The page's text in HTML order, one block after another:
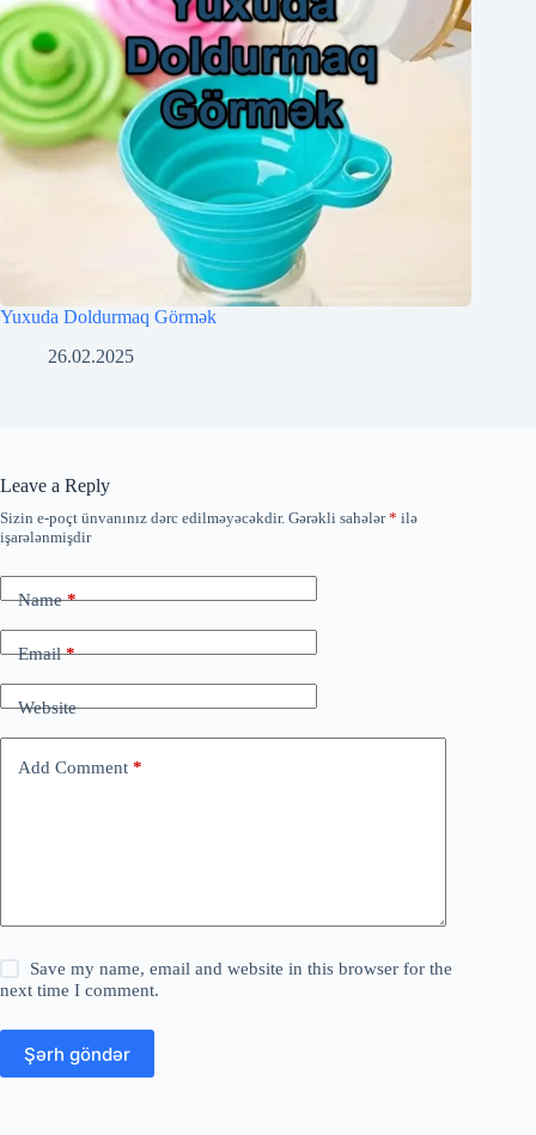
Yuxuda Doldurmaq Görmək
26.02.2025
Leave a Reply
Sizin e-poçt ünvanınız dərc edilməyəcəkdir. Gərəkli sahələr* ilə
işarələnmişdir
Name*
Email*
Website
Add Comment *
Save my name, email and website in this browser for the
next time I comment.
Şərh göndər